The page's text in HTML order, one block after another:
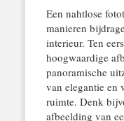
Een nahtlose
manieren
interieur. Ten
hoogwaardige
panoramische
van elegantie en
ruimte. Denk
afbeelding van